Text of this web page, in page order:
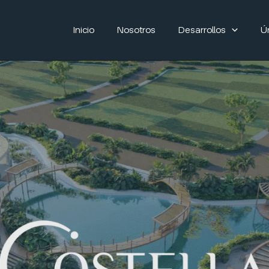
Inicio Nosotros Desarrollos